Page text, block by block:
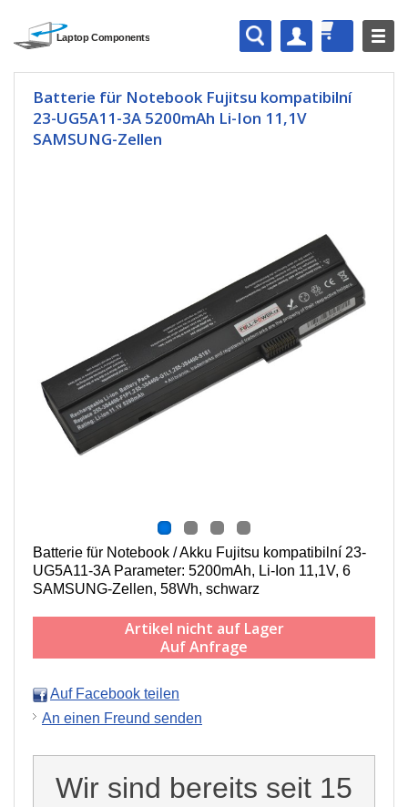
Batterie für Notebook Fujitsu kompatibilní
23-UG5A11-3A 5200mAh Li-Ion 11,1V
SAMSUNG-Zellen
Batterie für Notebook / Akku Fujitsu kompatibilní 23-
UG5A11-3A Parameter: 5200mAh, Li-Ion 11,1V, 6
SAMSUNG-Zellen, 58Wh, schwarz
Artikel nicht auf Lager
Auf Anfrage
Auf Facebook teilen
An einen Freund senden
Wir sind bereits seit 15